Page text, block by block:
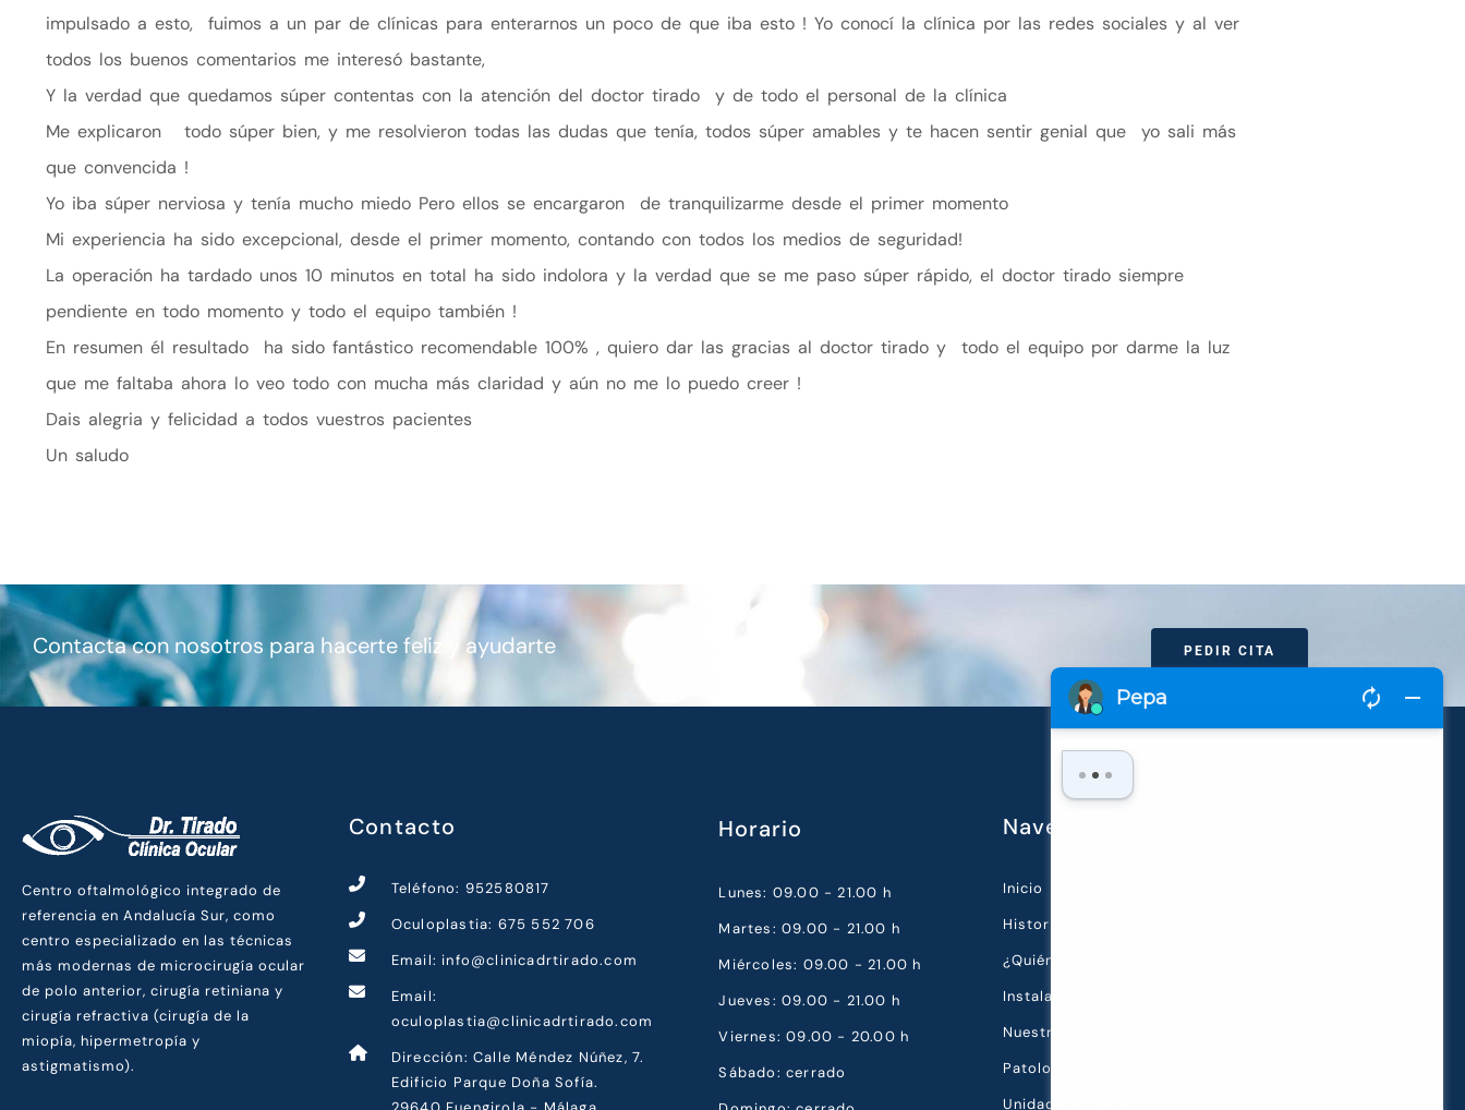
impulsado a esto, fuimos a un par de clínicas para enterarnos un poco de que iba esto ! Yo conocí la clínica por las redes sociales y al ver
todos los buenos comentarios me interesó bastante,
Y la verdad que quedamos súper contentas con la atención del doctor tirado y de todo el personal de la clínica
Me explicaron todo súper bien, y me resolvieron todas las dudas que tenía, todos súper amables y te hacen sentir genial que yo sali más
que convencida !
Yo iba súper nerviosa y tenía mucho miedo Pero ellos se encargaron de tranquilizarme desde el primer momento
Mi experiencia ha sido excepcional, desde el primer momento, contando con todos los medios de seguridad!
La operación ha tardado unos 10 minutos en total ha sido indolora y la verdad que se me paso súper rápido, el doctor tirado siempre
pendiente en todo momento y todo el equipo también !
En resumen él resultado ha sido fantástico recomendable 100% , quiero dar las gracias al doctor tirado y todo el equipo por darme la luz
que me faltaba ahora lo veo todo con mucha más claridad y aún no me lo puedo creer !
Dais alegria y felicidad a todos vuestros pacientes
Un saludo
Contacta con nosotros para hacerte feliz y ayudarte PEDIR CITA
Centro oftalmológico integrado de
referencia en Andalucía Sur, como
centro especializado en las técnicas
más modernas de microcirugía ocular
de polo anterior, cirugía retiniana y
cirugía refractiva (cirugía de la
miopía, hipermetropía y
astigmatismo).
Contacto
Teléfono: 952580817
Oculoplastia: 675 552 706
Email: info@clinicadrtirado.com
Email:
oculoplastia@clinicadrtirado.com
Dirección: Calle Méndez Núñez, 7.
Edificio Parque Doña Sofía.
Horario
Lunes: 09.00 - 21.00 h
Martes: 09.00 - 21.00 h
Miércoles: 09.00 - 21.00 h
Jueves: 09.00 - 21.00 h
Viernes: 09.00 - 20.00 h
Sábado: cerrado
Navegación rápida
Inicio
Historia de la Clínica
¿Quiénes Somos?
Instalaciones
Nuestra Tecnología
Patologías Oculares
Unidades Diagnósticas